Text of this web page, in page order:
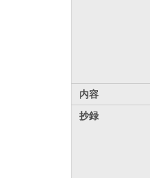
内容
抄録